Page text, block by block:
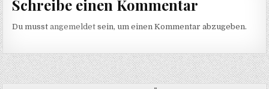
Schreibe einen Kommentar
Du musstangemeldet sein, um einen Kommentar abzugeben.